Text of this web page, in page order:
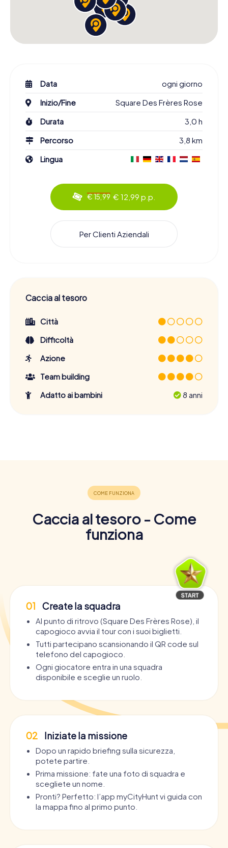
Data
ogni giorno
Inizio/Fine
Square Des Frères Rose
Durata
3,0 h
Percorso
3,8 km
Lingua
€ 15,99 € 12,99 p.p.
Per Clienti Aziendali
Caccia al tesoro
Città
Difficoltà
Azione
Team building
Adatto ai bambini
8 anni
Caccia al tesoro - Come
funziona
01 Create la squadra
Al punto di ritrovo (Square Des Frères Rose), il
capogioco avvia il tour con i suoi biglietti.
Tutti partecipano scansionando il QR code sul
telefono del capogioco.
Ogni giocatore entra in una squadra
disponibile e sceglie un ruolo.
02 Iniziate la missione
Dopo un rapido briefing sulla sicurezza,
potete partire.
Prima missione: fate una foto di squadra e
scegliete un nome.
Pronti? Perfetto: l’app myCityHunt vi guida con
la mappa fino al primo punto.